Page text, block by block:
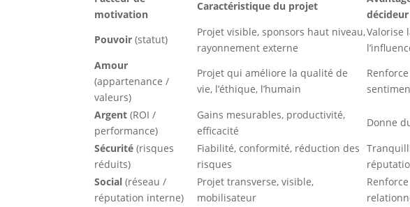
motivation
Caractéristique du projet
décideur
Pouvoir (statut)
Projet visible, sponsors haut niveau,
rayonnement externe
Valorise
Amour
(appartenance /
valeurs)
Projet qui améliore la qualité de
vie, l’éthique, l’humain
Argent (ROI /
performance)
Gains mesurables, productivité,
efficacité
Donne
Sécurité (risques
réduits)
Fiabilité, conformité, réduction des
risques
Social (réseau /
réputation interne)
Projet transverse, visible,
mobilisateur